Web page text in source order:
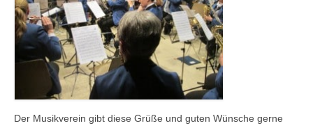
Der Musikverein gibt diese Grüße und guten Wünsche gerne